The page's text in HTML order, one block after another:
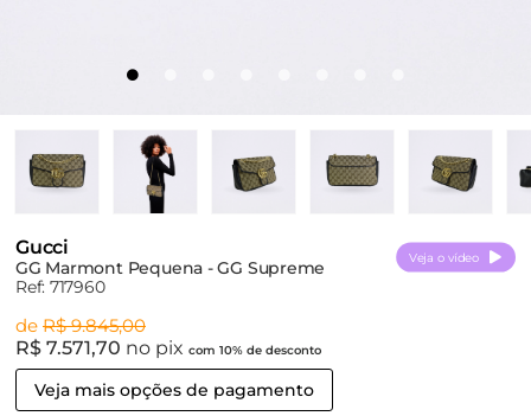
Gucci
GG Marmont Pequena - GG Supreme
Ref: 717960
Veja o vídeo
de R$ 9.845,00
R$ 7.571,70 no pix com 10% de desconto
Veja mais opções de pagamento